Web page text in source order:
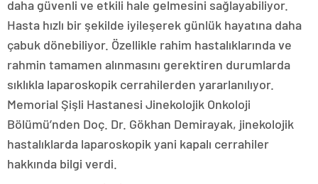
daha güvenli ve etkili hale gelmesini sağlayabiliyor.
Hasta hızlı bir şekilde iyileşerek günlük hayatına daha
çabuk dönebiliyor. Özellikle rahim hastalıklarında ve
rahmin tamamen alınmasını gerektiren durumlarda
sıklıkla laparoskopik cerrahilerden yararlanılıyor.
Memorial Şişli Hastanesi Jinekolojik Onkoloji
Bölümü’nden Doç. Dr. Gökhan Demirayak, jinekolojik
hastalıklarda laparoskopik yani kapalı cerrahiler
hakkında bilgi verdi.